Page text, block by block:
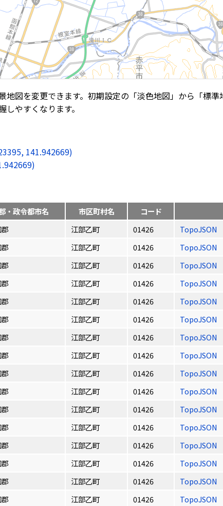
図を変更できます。初期設定の「淡色地図」から「標
やすくなります。
141.942669)
・政令都市名 市区町村名 コード
江部乙町 01426 TopoJSON
江部乙町 01426 TopoJSON
江部乙町 01426 TopoJSON
江部乙町 01426 TopoJSON
江部乙町 01426 TopoJSON
江部乙町 01426 TopoJSON
江部乙町 01426 TopoJSON
江部乙町 01426 TopoJSON
江部乙町 01426 TopoJSON
江部乙町 01426 TopoJSON
江部乙町 01426 TopoJSON
江部乙町 01426 TopoJSON
江部乙町 01426 TopoJSON
江部乙町 01426 TopoJSON
江部乙町 01426 TopoJSON
江部乙町 01426 TopoJSON